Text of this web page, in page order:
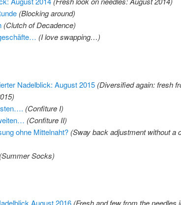
(Blocking around)
(Clutch of Decadence)
(I love swapping…)
Nadelblick: August 2015 (Diversified again: fresh
(Confiture I)
(Confiture II)
ohne Mittelnaht? (Sway back adjustment without a
(Summer Socks)